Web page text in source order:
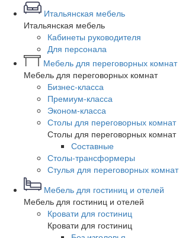
Итальянская мебель
Итальянская мебель
Кабинеты руководителя
Для персонала
Мебель для переговорных комнат
Мебель для переговорных комнат
Бизнес-класса
Премиум-класса
Эконом-класса
Столы для переговорных комнат
Столы для переговорных комнат
Составные
Столы-трансформеры
Стулья для переговорных комнат
Мебель для гостиниц и отелей
Мебель для гостиниц и отелей
Кровати для гостиниц
Кровати для гостиниц